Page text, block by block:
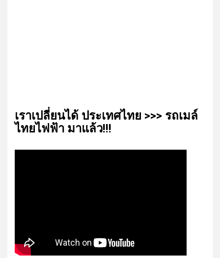
เรา​เปลี่ยน​ได้​ ประเทศ​ไทย​ >>> รถเมล์​
ไทย​ไฟฟ้า​ มาแล้ว!!!